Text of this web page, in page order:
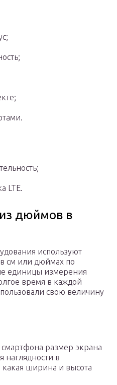
LTE.
дюймов в
используют
см или дюймах по
единицы измерения
время в каждой
свою величину
размер экрана
наглядности в
какая ширина и высота